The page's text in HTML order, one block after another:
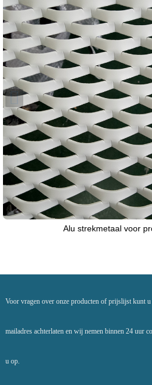
Alu strekmetaal voor
Voor vragen over onze producten of prijslijst kunt
mailadres achterlaten en wij nemen binnen 24 uur
u op.